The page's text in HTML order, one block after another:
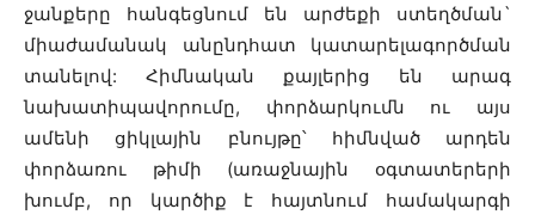
ջանքերը հանգեցնում են արժեքի ստեղծման`
միաժամանակ անընդհատ կատարելագործման
տանելով: Հիմնական քայլերից են արագ
նախատիպավորումը, փորձարկումն ու այս
ամենի ցիկլային բնույթը՝ հիմնված արդեն
փորձառու թիմի (առաջնային օգտատերերի
խումբ, որ կարծիք է հայտնում համակարգի